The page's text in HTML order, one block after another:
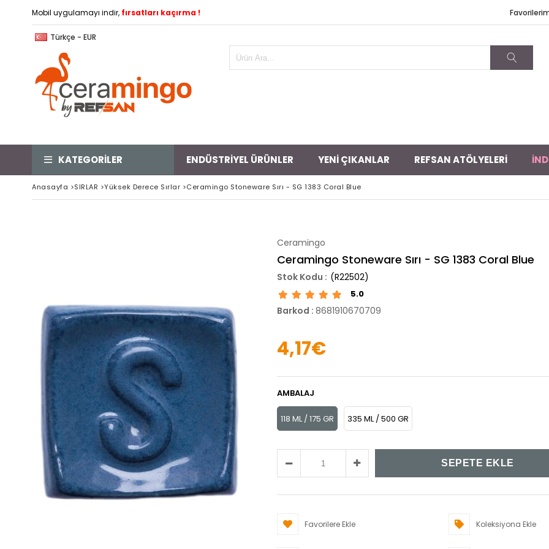
Mobil uygulamayı indir, fırsatları kaçırma !
Türkçe - EUR
KATEGORİLER ENDÜSTRİYEL ÜRÜNLER YENİ ÇIKANLAR REFSAN ATÖLYELERİ
Anasayfa >SIRLAR >Yüksek Derece Sırlar >Ceramingo Stoneware Sırı - SG 1383 Coral Blue
Ceramingo
Ceramingo Stoneware Sırı - SG 1383 Coral Blue
(R22502)
5.0
Barkod : 8681910670709
4,17€
AMBALAJ
118 ML / 175 GR 335 ML / 500 GR
Favorilere Ekle Koleksiyona Ekle